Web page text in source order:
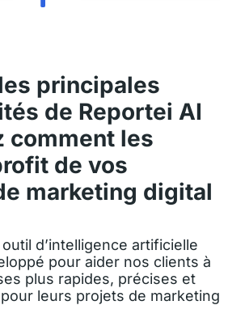
principales
de Reportei AI
comment les
de vos
marketing digital
d’intelligence artificielle
pour aider nos clients à
plus rapides, précises et
leurs projets de marketing